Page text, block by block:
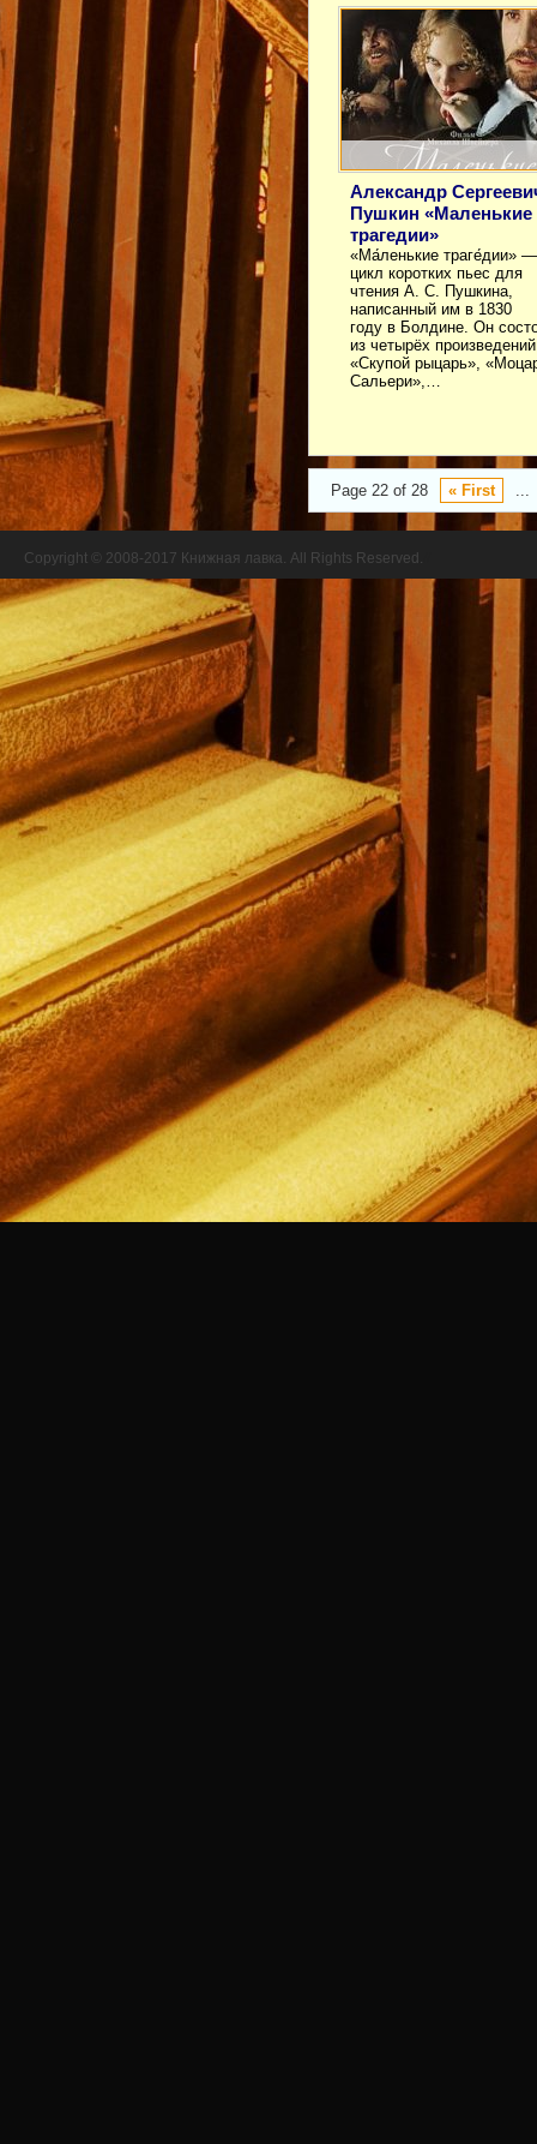
Александр
Пушкин «Маленькие
трагедии»
«Ма́ленькие траге́дии» —
цикл коротких пьес для
чтения А. С. Пушкина,
написанный им в 1830
году в Болдине. Он
из четырёх
«Скупой рыцарь»,
Сальери»,…
Page 22 of 28 « First ...
Copyright © 2008-2017 Книжная лавка. All Rights Reserved.